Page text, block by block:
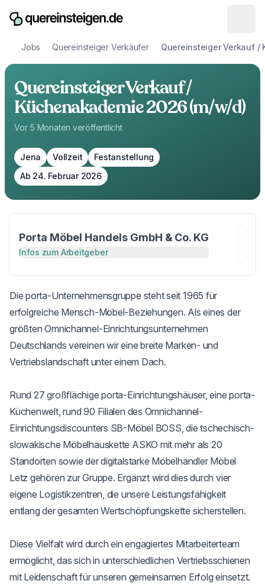
Jobs Quereinsteiger Verkäufer Quereinsteiger Verkauf /
Quereinsteiger Verkauf /
Küchenakademie 2026 (m/w/d)
Vor 5 Monaten veröffentlicht
Jena Vollzeit
Festanstellung
Ab 24. Februar 2026
Porta Möbel Handels GmbH & Co. KG
Infos zum Arbeitgeber
Die porta-Unternehmensgruppe steht seit 1965 für
erfolgreiche Mensch-Möbel-Beziehungen. Als eines der
größten Omnichannel-Einrichtungsunternehmen
Deutschlands vereinen wir eine breite Marken- und
Vertriebslandschaft unter einem Dach.
Rund 27 großflächige porta-Einrichtungshäuser, eine porta-
Küchenwelt, rund 90 Filialen des Omnichannel-
Einrichtungsdiscounters SB-Möbel BOSS, die tschechisch-
slowakische Möbelhauskette ASKO mit mehr als 20
Standorten sowie der digitalstarke Möbelhändler Möbel
Letz gehören zur Gruppe. Ergänzt wird dies durch vier
eigene Logistikzentren, die unsere Leistungsfähigkeit
entlang der gesamten Wertschöpfungskette sicherstellen.
Diese Vielfalt wird durch ein engagiertes Mitarbeiterteam
ermöglicht, das sich in unterschiedlichen Vertriebsschienen
mit Leidenschaft für unseren gemeinsamen Erfolg einsetzt.